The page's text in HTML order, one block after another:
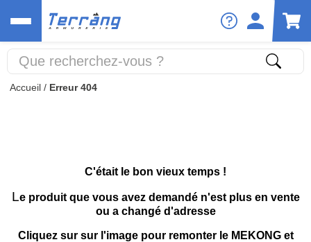
Accueil / Erreur 404
C'était le bon vieux temps !
Le produit que vous avez demandé n'est plus en vente
ou a changé d'adresse
Cliquez sur sur l'image pour remonter le MEKONG et